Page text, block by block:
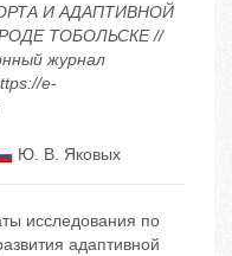
И АДАПТИВНОЙ
ТОБОЛЬСКЕ //
журнал
e-
Ю. В. Яковых
исследования по
адаптивной